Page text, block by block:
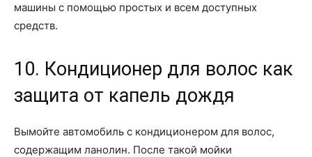
машины с помощью простых и всем доступных
средств.
10. Кондиционер для волос как
защита от капель дождя
Вымойте автомобиль с кондиционером для волос,
содержащим ланолин. После такой мойки